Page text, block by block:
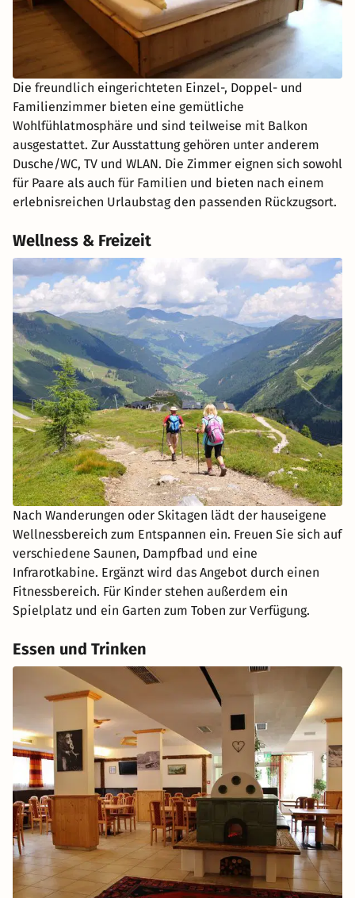
Die freundlich eingerichteten Einzel-, Doppel- und
Familienzimmer bieten eine gemütliche
Wohlfühlatmosphäre und sind teilweise mit Balkon
ausgestattet. Zur Ausstattung gehören unter anderem
Dusche/WC, TV und WLAN. Die Zimmer eignen sich sowohl
für Paare als auch für Familien und bieten nach einem
erlebnisreichen Urlaubstag den passenden Rückzugsort.
Wellness & Freizeit
Nach Wanderungen oder Skitagen lädt der hauseigene
Wellnessbereich zum Entspannen ein. Freuen Sie sich auf
verschiedene Saunen, Dampfbad und eine
Infrarotkabine. Ergänzt wird das Angebot durch einen
Fitnessbereich. Für Kinder stehen außerdem ein
Spielplatz und ein Garten zum Toben zur Verfügung.
Essen und Trinken